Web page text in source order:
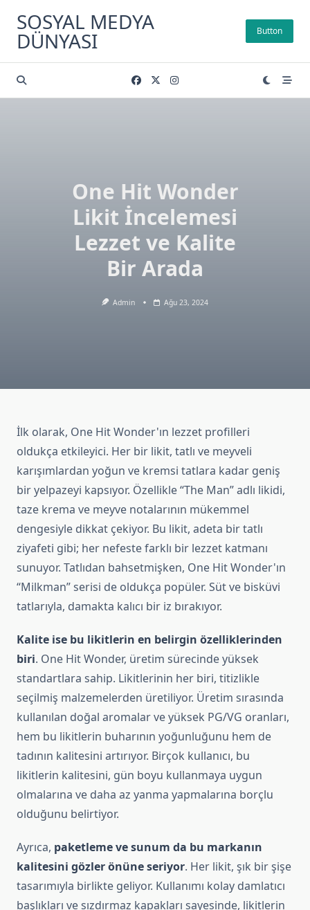
content
SOSYAL MEDYA
DÜNYASI Button
One Hit Wonder
Likit İncelemesi
Lezzet ve Kalite
Bir Arada
Admin Ağu 23, 2024
İlk olarak, One Hit Wonder'ın lezzet profilleri
oldukça etkileyici. Her bir likit, tatlı ve meyveli
karışımlardan yoğun ve kremsi tatlara kadar geniş
bir yelpazeyi kapsıyor. Özellikle “The Man” adlı likidi,
taze krema ve meyve notalarının mükemmel
dengesiyle dikkat çekiyor. Bu likit, adeta bir tatlı
ziyafeti gibi; her nefeste farklı bir lezzet katmanı
sunuyor. Tatlıdan bahsetmişken, One Hit Wonder'ın
“Milkman” serisi de oldukça popüler. Süt ve bisküvi
tatlarıyla, damakta kalıcı bir iz bırakıyor.
Kalite ise bu likitlerin en belirgin özelliklerinden
biri. One Hit Wonder, üretim sürecinde yüksek
standartlara sahip. Likitlerinin her biri, titizlikle
seçilmiş malzemelerden üretiliyor. Üretim sırasında
kullanılan doğal aromalar ve yüksek PG/VG oranları,
hem bu likitlerin buharının yoğunluğunu hem de
tadının kalitesini artırıyor. Birçok kullanıcı, bu
likitlerin kalitesini, gün boyu kullanmaya uygun
olmalarına ve daha az yanma yapmalarına borçlu
olduğunu belirtiyor.
Ayrıca, paketleme ve sunum da bu markanın
kalitesini gözler önüne seriyor. Her likit, şık bir şişe
tasarımıyla birlikte geliyor. Kullanımı kolay damlatıcı
başlıkları ve sızdırmaz kapakları sayesinde, likitlerin